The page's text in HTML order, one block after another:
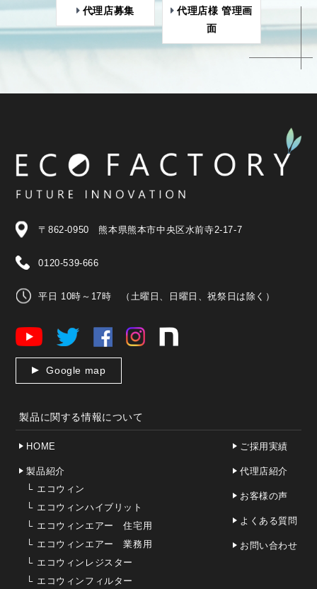
代理店募集
代理店様 管理画
面
〒862-0950 熊本県熊本市中央区水前寺2-17-7
0120-539-666
平日 10時～17時 （土曜日、日曜日、祝祭日は除く）
Google map
製品に関する情報について
HOME
製品紹介
└ エコウィン
└ エコウィンハイブリット
└ エコウィンエアー 住宅用
└ エコウィンエアー 業務用
└ エコウィンレジスター
└ エコウィンフィルター
ご採用実績
代理店紹介
お客様の声
よくある質問
お問い合わせ